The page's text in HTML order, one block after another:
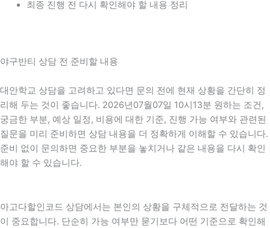
최종 진행 전 다시 확인해야 할 내용 정리
야구반티 상담 전 준비할 내용
대안학교 상담을 고려하고 있다면 문의 전에 현재 상황을 간단히 정
리해 두는 것이 좋습니다. 2026년07월07일 10시13분 원하는 조건,
궁금한 부분, 예상 일정, 비용에 대한 기준, 진행 가능 여부와 관련된
질문을 미리 준비하면 상담 내용을 더 정확하게 이해할 수 있습니다.
준비 없이 문의하면 중요한 부분을 놓치거나 같은 내용을 다시 확인
해야 할 수 있습니다.
아고다할인코드 상담에서는 본인의 상황을 구체적으로 전달하는 것
이 중요합니다. 단순히 가능 여부만 묻기보다 어떤 기준으로 확인해